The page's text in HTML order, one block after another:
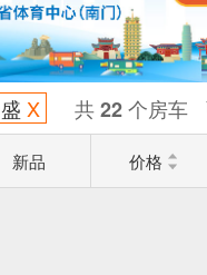
X 共22个房车
新品 价格